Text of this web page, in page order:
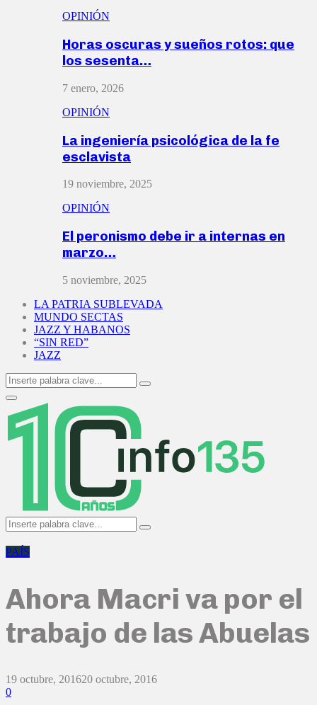
OPINIÓN
Horas oscuras y sueños rotos: que
los sesenta…
7 enero, 2026
OPINIÓN
La ingeniería psicológica de la fe
esclavista
19 noviembre, 2025
OPINIÓN
El peronismo debe ir a internas en
marzo…
5 noviembre, 2025
LA PATRIA SUBLEVADA
MUNDO SECTAS
JAZZ Y HABANOS
“SIN RED”
JAZZ
Search
for:
Search
Primary
Menu
Search
for:
Search
PAÍS
Ahora Macri va por el
trabajo de las Abuelas
19 octubre, 201620 octubre, 2016
0